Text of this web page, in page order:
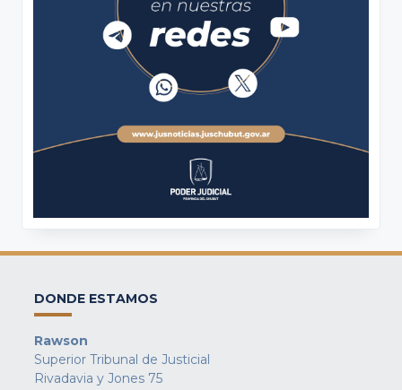
DONDE ESTAMOS
Rawson
Superior Tribunal de Justicial
Rivadavia y Jones 75